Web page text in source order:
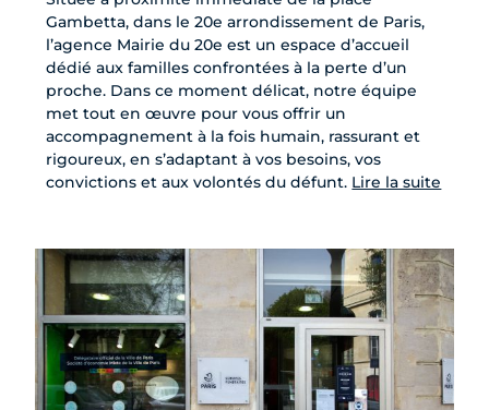
Gambetta, dans le 20e arrondissement de Paris,
l’agence Mairie du 20e est un espace d’accueil
dédié aux familles confrontées à la perte d’un
proche. Dans ce moment délicat, notre équipe
met tout en œuvre pour vous offrir un
accompagnement à la fois humain, rassurant et
rigoureux, en s’adaptant à vos besoins, vos
convictions et aux volontés du défunt.